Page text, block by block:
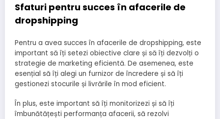
Sfaturi pentru succes în afacerile de
dropshipping
Pentru a avea succes în afacerile de dropshipping, este
important să îți setezi obiective clare și să îți dezvolți o
strategie de marketing eficientă. De asemenea, este
esențial să îți alegi un furnizor de încredere și să îți
gestionezi stocurile și livrările în mod eficient.
În plus, este important să îți monitorizezi și să îți
îmbunătățești performanța afacerii, să rezolvi